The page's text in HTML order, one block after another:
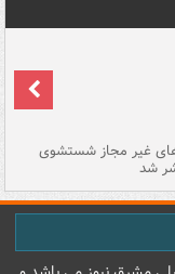
غیر مجاز شستشوی
شد